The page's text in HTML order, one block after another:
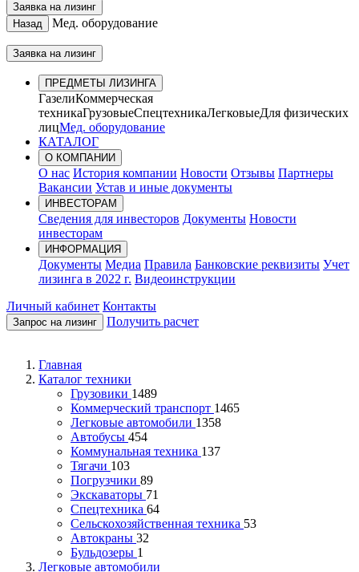
Заявка на лизинг
Назад
Мед. оборудование
Заявка на лизинг
ПРЕДМЕТЫ ЛИЗИНГА
ГазелиКоммерческая
техникаГрузовыеСпецтехникаЛегковыеДля физических
лицМед. оборудование
КАТАЛОГ
О КОМПАНИИ
О нас История компании Новости Отзывы Партнеры
Вакансии Устав и иные документы
ИНВЕСТОРАМ
Сведения для инвесторов Документы Новости
инвесторам
ИНФОРМАЦИЯ
Документы Медиа Правила Банковские реквизиты Учет
лизинга в 2022 г. Видеоинструкции
Личный кабинет Контакты
Запрос на лизинг Получить расчет
Главная
Каталог техники
Грузовики 1489
Коммерческий транспорт 1465
Легковые автомобили 1358
Автобусы 454
Коммунальная техника 137
Тягачи 103
Погрузчики 89
Экскаваторы 71
Спецтехника 64
Сельскохозяйственная техника 53
Автокраны 32
Бульдозеры 1
Легковые автомобили